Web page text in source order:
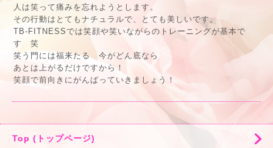
人は笑って痛みを忘れようとします。
その行動はとてもナチュラルで、とても美しいです。
TB-FITNESSでは笑顔や笑いながらのトレーニングが基本で
す 笑
笑う門には福来たる 今がどん底なら
あとは上がるだけですから！
笑顔で前向きにがんばっていきましょう！
Top (トップページ)